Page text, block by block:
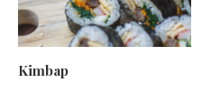
Kimbap